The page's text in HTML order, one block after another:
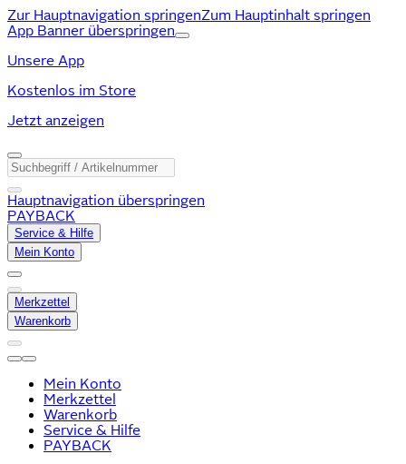
Zur Hauptnavigation springenZum Hauptinhalt springen
App Banner überspringen
Unsere App
Kostenlos im Store
Jetzt anzeigen
Hauptnavigation überspringen
PAYBACK
Service & Hilfe
Mein Konto
Merkzettel
Warenkorb
Mein Konto
Merkzettel
Warenkorb
Service & Hilfe
PAYBACK